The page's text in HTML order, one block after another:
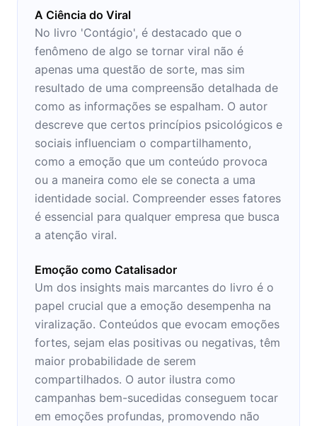
A Ciência do Viral
No livro 'Contágio', é destacado que o
fenômeno de algo se tornar viral não é
apenas uma questão de sorte, mas sim
resultado de uma compreensão detalhada de
como as informações se espalham. O autor
descreve que certos princípios psicológicos e
sociais influenciam o compartilhamento,
como a emoção que um conteúdo provoca
ou a maneira como ele se conecta a uma
identidade social. Compreender esses fatores
é essencial para qualquer empresa que busca
a atenção viral.
Emoção como Catalisador
Um dos insights mais marcantes do livro é o
papel crucial que a emoção desempenha na
viralização. Conteúdos que evocam emoções
fortes, sejam elas positivas ou negativas, têm
maior probabilidade de serem
compartilhados. O autor ilustra como
campanhas bem-sucedidas conseguem tocar
em emoções profundas, promovendo não